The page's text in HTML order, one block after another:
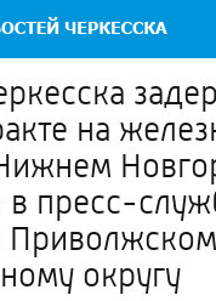
на
в пресс-
округу